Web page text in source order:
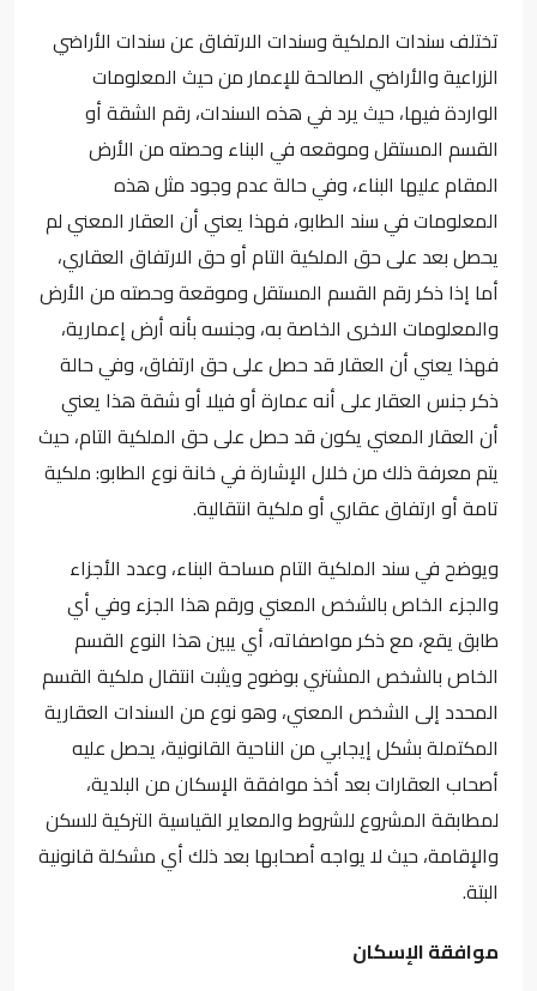
تختلف سندات الملكية وسندات الارتفاق عن سندات الأراضي
الزراعية والأراضي الصالحة للإعمار من حيث المعلومات
الواردة فيها، حيث يرد في هذه السندات، رقم الشقة أو
القسم المستقل وموقعه في البناء وحصته من الأرض
المقام عليها البناء، وفي حالة عدم وجود مثل هذه
المعلومات في سند الطابو، فهذا يعني أن العقار المعني لم
يحصل بعد على حق الملكية التام أو حق الارتفاق العقاري،
أما إذا ذكر رقم القسم المستقل وموقعة وحصته من الأرض
والمعلومات الاخرى الخاصة به، وجنسه بأنه أرض إعمارية،
فهذا يعني أن العقار قد حصل على حق ارتفاق، وفي حالة
ذكر جنس العقار على أنه عمارة أو فيلا أو شقة هذا يعني
أن العقار المعني يكون قد حصل على حق الملكية التام، حيث
يتم معرفة ذلك من خلال الإشارة في خانة نوع الطابو: ملكية
تامة أو ارتفاق عقاري أوملكية انتقالية.
ويوضح في سند الملكية التام مساحة البناء، وعدد الأجزاء
والجزء الخاص بالشخص المعني ورقم هذا الجزء وفي أي
طابق يقع، مع ذكر مواصفاته، أي يبين هذا النوع القسم
الخاص بالشخص المشتري بوضوح ويثبت انتقال ملكية القسم
المحدد إلى الشخص المعني، وهو نوع من السندات العقارية
المكتملة بشكل إيجابي من الناحية القانونية، يحصل عليه
أصحاب العقارات بعد أخذ موافقة الإسكان من البلدية،
لمطابقة المشروع للشروط والمعاير القياسية التركية للسكن
والإقامة، حيث لا يواجه أصحابها بعد ذلك أي مشكلة قانونية
البتة.
موافقة الإسكان